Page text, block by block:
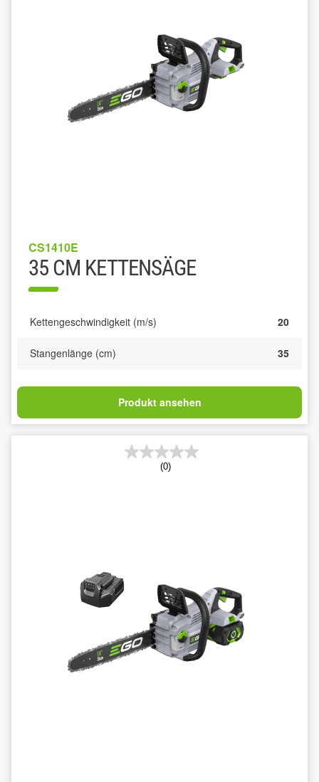
CS1410E
35 CM KETTENSÄGE
Kettengeschwindigkeit (m/s) 20
Stangenlänge (cm) 35
Produkt ansehen
(0)